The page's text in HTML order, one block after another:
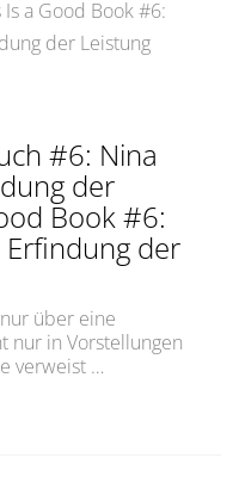
#6: Nina
der
Book #6:
Erfindung der
über eine
nur in Vorstellungen
verweist …
Buch #6: Nina